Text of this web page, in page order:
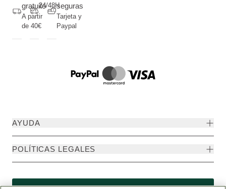
gratuito
A partir
de 40€
24/48Hseguras
Tarjeta y
Paypal
AYUDA
POLÍTICAS LEGALES